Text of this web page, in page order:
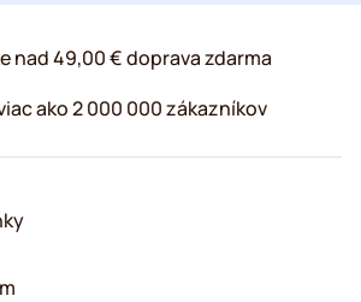
nad 49,00 € doprava zdarma
ako 2 000 000 zákazníkov